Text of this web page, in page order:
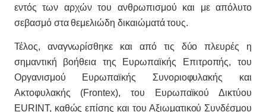
εντός των αρχών του ανθρωπισμού και με απόλυτο
σεβασμό στα θεμελιώδη δικαιώματά τους.
Τέλος, αναγνωρίσθηκε και από τις δύο πλευρές η
σημαντική βοήθεια της Ευρωπαϊκής Επιτροπής, του
Οργανισμού Ευρωπαϊκής Συνοριοφυλακής και
Ακτοφυλακής (Frontex), του Ευρωπαϊκού Δικτύου
EURINT, καθώς επίσης και του Αξιωματικού Συνδέσμου